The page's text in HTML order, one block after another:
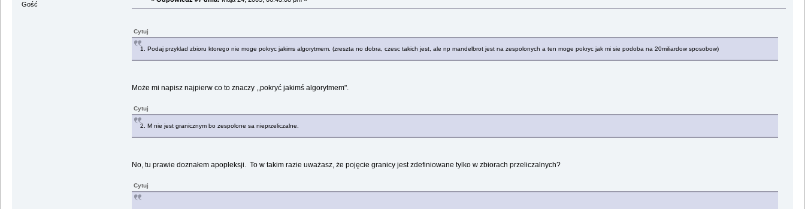
Gość
Cytuj
1. Podaj przyklad zbioru ktorego nie moge pokryc jakims algorytmem. (zreszta no dobra, czesc takich jest, ale np mandelbrot jest na zespolonych a ten moge pokryc jak mi sie podoba na 20miliardow sposobow)
Może mi napisz najpierw co to znaczy ,,pokryć jakimś algorytmem".
Cytuj
2. M nie jest granicznym bo zespolone sa nieprzeliczalne.
No, tu prawie doznałem apopleksji. To w takim razie uważasz, że pojęcie granicy jest zdefiniowane tylko w zbiorach przeliczalnych?
Cytuj